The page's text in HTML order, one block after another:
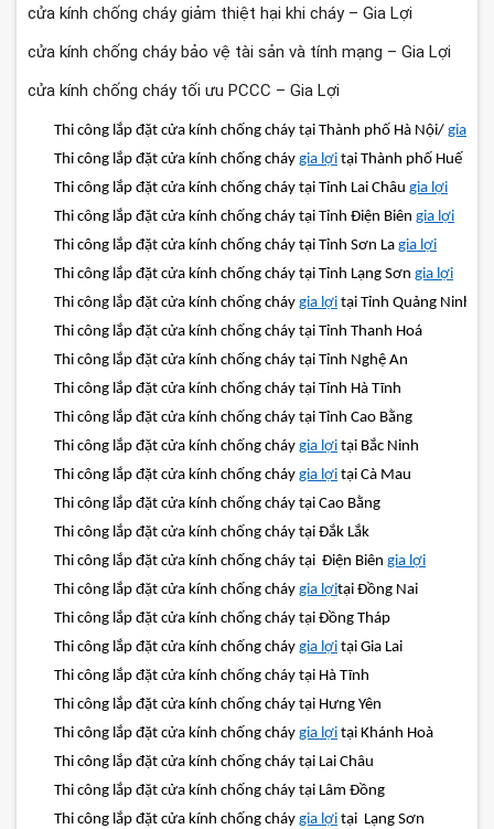
cửa kính chống cháy giảm thiệt hại khi cháy – Gia Lợi
cửa kính chống cháy bảo vệ tài sản và tính mạng – Gia Lợi
cửa kính chống cháy tối ưu PCCC – Gia Lợi
Thi công lắp đặt cửa kính chống cháy tại Thành phố Hà Nội/ gia lợi
Thi công lắp đặt cửa kính chống cháy gia lợi tại Thành phố Huế
Thi công lắp đặt cửa kính chống cháy tại Tỉnh Lai Châu gia lợi
Thi công lắp đặt cửa kính chống cháy tại Tỉnh Điện Biên gia lợi
Thi công lắp đặt cửa kính chống cháy tại Tỉnh Sơn La gia lợi
Thi công lắp đặt cửa kính chống cháy tại Tỉnh Lạng Sơn gia lợi
Thi công lắp đặt cửa kính chống cháy gia lợi tại Tỉnh Quảng Ninh
Thi công lắp đặt cửa kính chống cháy tại Tỉnh Thanh Hoá
Thi công lắp đặt cửa kính chống cháy tại Tỉnh Nghệ An
Thi công lắp đặt cửa kính chống cháy tại Tỉnh Hà Tĩnh
Thi công lắp đặt cửa kính chống cháy tại Tỉnh Cao Bằng
Thi công lắp đặt cửa kính chống cháy gia lợi tại Bắc Ninh
Thi công lắp đặt cửa kính chống cháy gia lợi tại Cà Mau
Thi công lắp đặt cửa kính chống cháy tại Cao Bằng
Thi công lắp đặt cửa kính chống cháy tại Đắk Lắk
Thi công lắp đặt cửa kính chống cháy tại Điện Biên gia lợi
Thi công lắp đặt cửa kính chống cháy gia lợitại Đồng Nai
Thi công lắp đặt cửa kính chống cháy tại Đồng Tháp
Thi công lắp đặt cửa kính chống cháy gia lợi tại Gia Lai
Thi công lắp đặt cửa kính chống cháy tại Hà Tĩnh
Thi công lắp đặt cửa kính chống cháy tại Hưng Yên
Thi công lắp đặt cửa kính chống cháy gia lợi tại Khánh Hoà
Thi công lắp đặt cửa kính chống cháy tại Lai Châu
Thi công lắp đặt cửa kính chống cháy tại Lâm Đồng
Thi công lắp đặt cửa kính chống cháy gia lợi tại Lạng Sơn